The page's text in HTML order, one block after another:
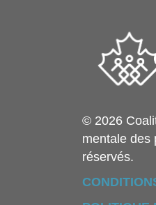
© 2026
mentale des
réservés.